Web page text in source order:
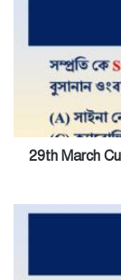
Bengali
-
কারেন্ট
29th March
31st